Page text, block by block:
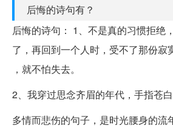
后悔的诗句有？
后悔的诗句： 1、不是真的习惯拒绝
了，再回到一个人时，受不了那份寂
，就不怕失去。
2、我穿过思念齐眉的年代，手指苍白
多情而悲伤的句子，是时光腰身的流